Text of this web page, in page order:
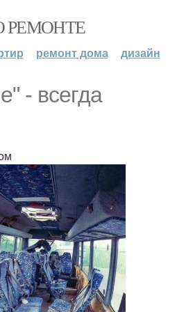
РЕМОНТЕ
ремонт дома дизайн
- всегда